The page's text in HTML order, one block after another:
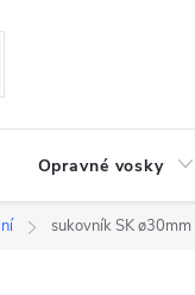
Opravné vosky
sukovník SK ø30mm